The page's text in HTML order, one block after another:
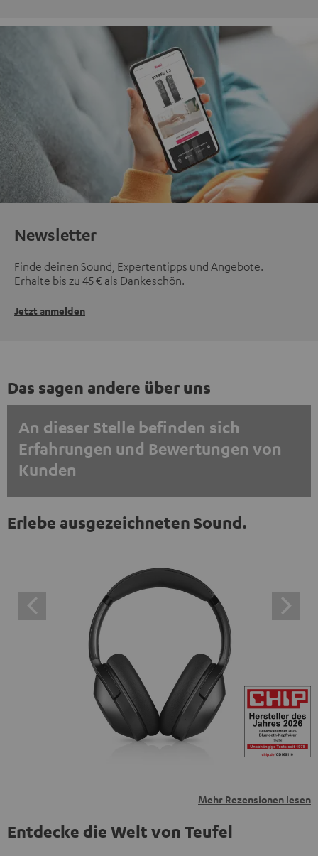
Newsletter
Finde deinen Sound, Expertentipps und Angebote.
Erhalte bis zu 45 € als Dankeschön.
Jetzt anmelden
Das sagen andere über uns
An dieser Stelle befinden sich
Erfahrungen und Bewertungen von
Kunden
Trustpilot‑Bewertungen sind externe Inhalte. Der
externe Inhalt kann hier mit nur einem Klick angezeigt
werden. Mit dem Anklicken des Inhalts wird zugestimmt,
dass externe Inhalte angezeigt werden. Dabei können
personenbezogene Daten an Drittplattformen
übermittelt werden.
Weitere Informationen sind in der
Datenschutzerklärung unter I zu finden.
Erlebe ausgezeichneten Sound.
Mehr Rezensionen lesen
Entdecke die Welt von Teufel